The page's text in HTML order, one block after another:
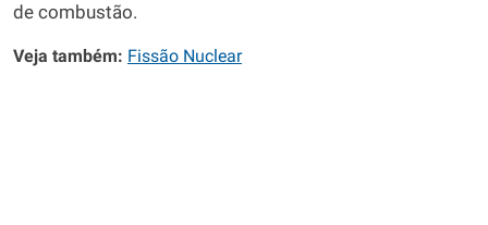
de combustão.
Veja também: Fissão Nuclear